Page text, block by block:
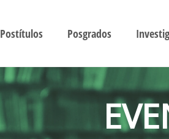
Postítulos Posgrados